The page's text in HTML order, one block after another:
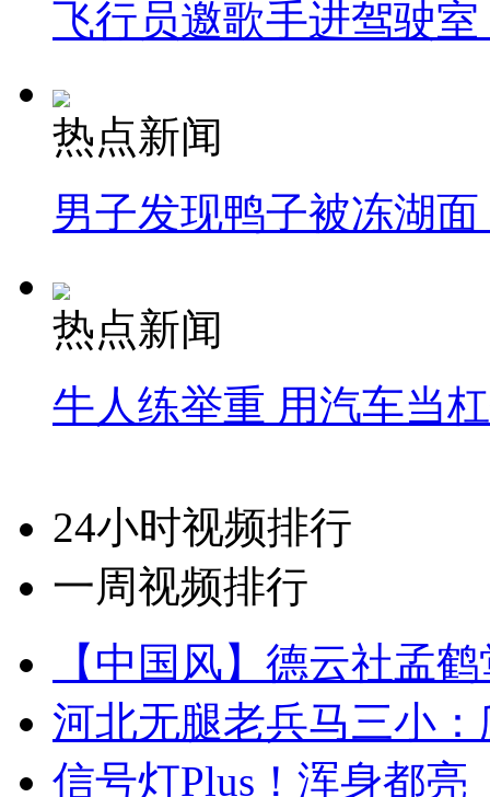
飞行员邀歌手进驾驶
热点新闻
男子发现鸭子被冻湖
热点新闻
牛人练举重 用汽车当
24小时视频排行
一周视频排行
【中国风】德云社孟
河北无腿老兵马三小
信号灯Plus！浑身都亮